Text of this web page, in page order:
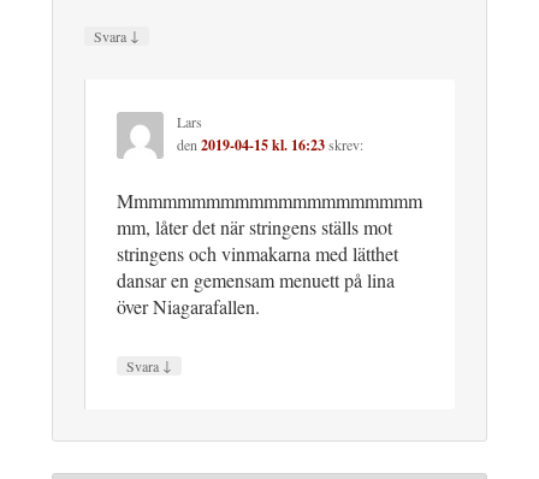
Svara ↓
Lars
den2019-04-15 kl. 16:23skrev:
Mmmmmmmmmmmmmmmmmmmmm
mm, låter det när stringens ställs mot
stringens och vinmakarna med lätthet
dansar en gemensam menuett på lina
över Niagarafallen.
Svara ↓